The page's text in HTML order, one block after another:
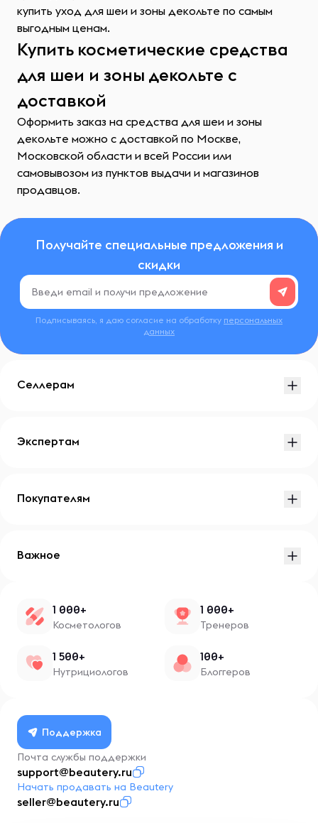
купить уход для шеи и зоны декольте по самым
выгодным ценам.
Купить косметические средства
для шеи и зоны декольте с
доставкой
Оформить заказ на средства для шеи и зоны
декольте можно с доставкой по Москве,
Московской области и всей России или
самовывозом из пунктов выдачи и магазинов
продавцов.
Получайте специальные предложения и
скидки
Подписываясь, я даю согласие на обработку персональных
данных
Селлерам
Экспертам
Покупателям
Важное
1 000+
Косметологов
1 000+
Тренеров
1 500+
Нутрициологов
100+
Блоггеров
Поддержка
Почта службы поддержки
support@beautery.ru
Начать продавать на Beautery
seller@beautery.ru